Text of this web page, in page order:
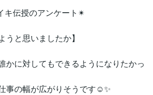
キ伝授のアンケート✴︎
うと思いましたか】
かに対してもできるようになりたかっ
事の幅が広がりそうです☺️✨